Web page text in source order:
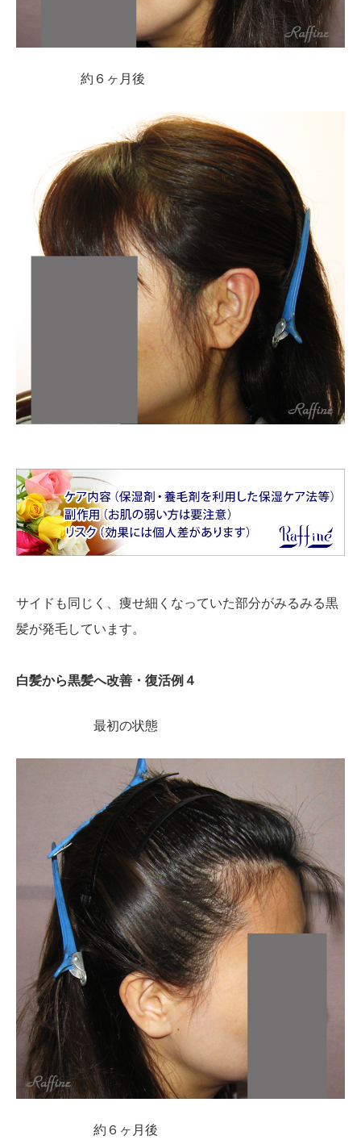
約６ヶ月後
サイドも同じく、痩せ細くなっていた部分がみるみる黒
髪が発毛しています。
白髪から黒髪へ改善・復活例４
最初の状態
約６ヶ月後